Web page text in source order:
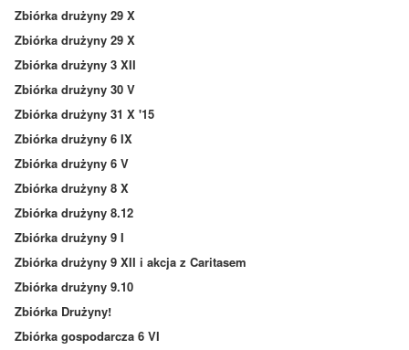
Zbiórka drużyny 29 X
Zbiórka drużyny 29 X
Zbiórka drużyny 3 XII
Zbiórka drużyny 30 V
Zbiórka drużyny 31 X '15
Zbiórka drużyny 6 IX
Zbiórka drużyny 6 V
Zbiórka drużyny 8 X
Zbiórka drużyny 8.12
Zbiórka drużyny 9 I
Zbiórka drużyny 9 XII i akcja z Caritasem
Zbiórka drużyny 9.10
Zbiórka Drużyny!
Zbiórka gospodarcza 6 VI